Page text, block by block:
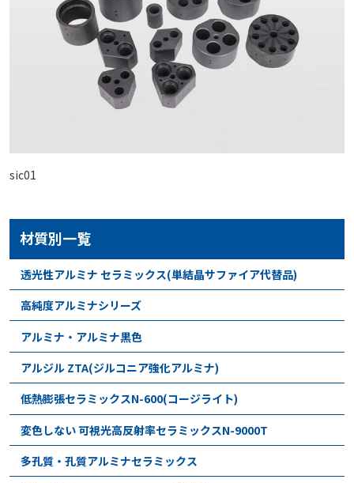
sic01
材質別一覧
透光性アルミナ セラミックス(単結晶サファイア代替品)
高純度アルミナシリーズ
アルミナ・アルミナ黒色
アルジル ZTA(ジルコニア強化アルミナ)
低熱膨張セラミックスN-600(コージライト)
変色しない 可視光高反射率セラミックスN-9000T
多孔質・孔質アルミナセラミックス